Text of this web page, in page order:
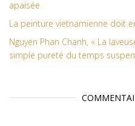
apaisée
La peinture vietnamienne doit
Nguyen Phan Chanh, « La
simple pureté du temps